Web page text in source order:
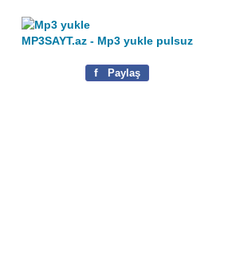
MP3SAYT.az - Mp3 yukle pulsuz
f Paylaş